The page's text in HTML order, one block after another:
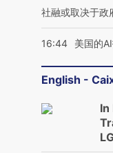
社融或取决于政
16:44 美国的
English -
In